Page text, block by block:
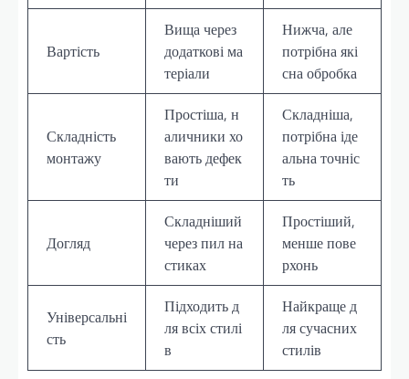
Вартість
Вища через
додаткові ма
теріали
Нижча, але
потрібна які
сна обробка
Складність
монтажу
Простіша, н
аличники хо
вають дефек
ти
Складніша,
потрібна іде
альна точніс
ть
Догляд
Складніший
через пил на
стиках
Простіший,
менше пове
рхонь
Універсальні
сть
Підходить д
ля всіх стилі
в
Найкраще д
ля сучасних
стилів